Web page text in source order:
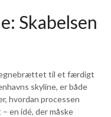
Skabelsen
til et færdigt
skyline, er både
hvordan processen
en idé, der måske